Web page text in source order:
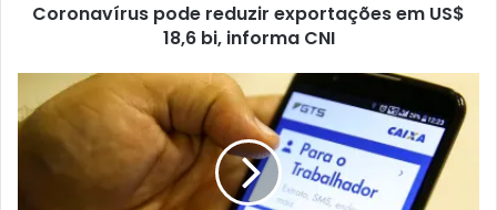
Coronavírus pode reduzir exportações em US$
18,6 bi, informa CNI